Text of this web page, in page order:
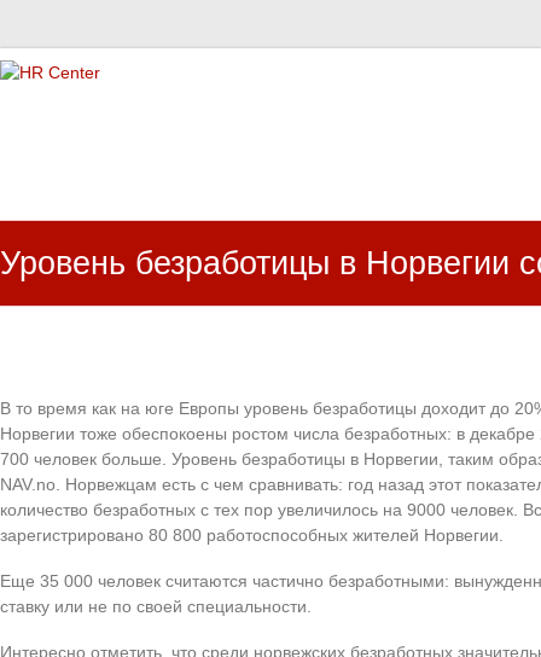
Уровень безработицы в Норвегии
В то время как на юге Европы уровень безработицы доходит до
Норвегии тоже обеспокоены ростом числа безработных: в
700 человек больше. Уровень безработицы в Норвегии, таким
NAV.no. Норвежцам есть с чем сравнивать: год назад этот
количество безработных с тех пор увеличилось на 9000 человек.
зарегистрировано 80 800 работоспособных жителей Норвегии.
Еще 35 000 человек считаются частично безработными:
ставку или не по своей специальности.
Интересно отметить, что среди норвежских безработных